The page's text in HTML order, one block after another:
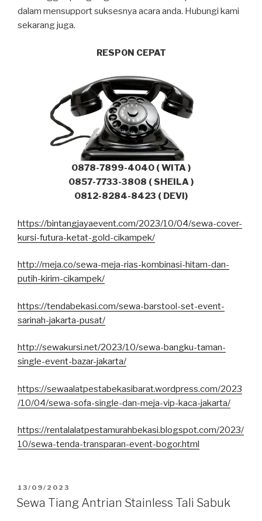
dalam mensupport suksesnya acara anda. Hubungi kami
sekarang juga.
RESPON CEPAT
0878-7899-4040 ( WITA )
0857-7733-3808 ( SHEILA )
0812-8284-8423 ( DEVI)
https://bintangjayaevent.com/2023/10/04/sewa-cover-
kursi-futura-ketat-gold-cikampek/
http://meja.co/sewa-meja-rias-kombinasi-hitam-dan-
putih-kirim-cikampek/
https://tendabekasi.com/sewa-barstool-set-event-
sarinah-jakarta-pusat/
http://sewakursi.net/2023/10/sewa-bangku-taman-
single-event-bazar-jakarta/
https://sewaalatpestabekasibarat.wordpress.com/2023
/10/04/sewa-sofa-single-dan-meja-vip-kaca-jakarta/
https://rentalalatpestamurahbekasi.blogspot.com/2023/
10/sewa-tenda-transparan-event-bogor.html
DIPOSKAN
PADA
13/09/2023
Sewa Tiang Antrian Stainless Tali Sabuk